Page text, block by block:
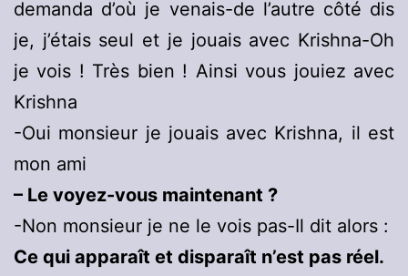
demanda d’où je venais-de l’autre côté dis
je, j’étais seul et je jouais avec Krishna-Oh
je vois ! Très bien ! Ainsi vous jouiez avec
Krishna
-Oui monsieur je jouais avec Krishna, il est
mon ami
– Le voyez-vous maintenant ?
-Non monsieur je ne le vois pas-Il dit alors :
Ce qui apparaît et disparaît n’est pas réel.